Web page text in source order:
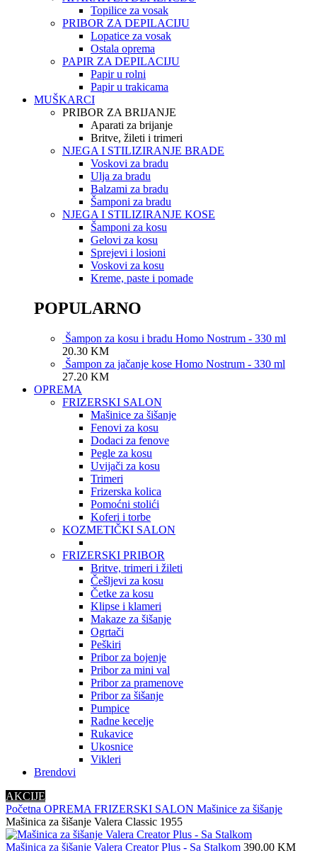
Topilice za vosak
PRIBOR ZA DEPILACIJU
Lopatice za vosak
Ostala oprema
PAPIR ZA DEPILACIJU
Papir u rolni
Papir u trakicama
MUŠKARCI
PRIBOR ZA BRIJANJE
Aparati za brijanje
Britve, žileti i trimeri
NJEGA I STILIZIRANJE BRADE
Voskovi za bradu
Ulja za bradu
Balzami za bradu
Šamponi za bradu
NJEGA I STILIZIRANJE KOSE
Šamponi za kosu
Gelovi za kosu
Sprejevi i losioni
Voskovi za kosu
Kreme, paste i pomade
POPULARNO
Šampon za kosu i bradu Homo Nostrum - 330 ml
20.30 KM
Šampon za jačanje kose Homo Nostrum - 330 ml
27.20 KM
OPREMA
FRIZERSKI SALON
Mašinice za šišanje
Fenovi za kosu
Dodaci za fenove
Pegle za kosu
Uvijači za kosu
Trimeri
Frizerska kolica
Pomoćni stolići
Koferi i torbe
KOZMETIČKI SALON
FRIZERSKI PRIBOR
Britve, trimeri i žileti
Češljevi za kosu
Četke za kosu
Klipse i klameri
Makaze za šišanje
Ogrtači
Peškiri
Pribor za bojenje
Pribor za mini val
Pribor za pramenove
Pribor za šišanje
Pumpice
Radne kecelje
Rukavice
Ukosnice
Vikleri
Brendovi
AKCIJE
Početna OPREMA FRIZERSKI SALON Mašinice za šišanje
Mašinica za šišanje Valera Classic 1955
Mašinica za šišanje Valera Creator Plus - Sa Stalkom 390.00 KM